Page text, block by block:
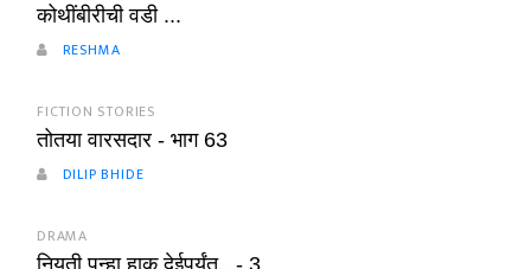
कोथींबीरीची वडी ...
RESHMA
FICTION STORIES
तोतया वारसदार - भाग 63
DILIP BHIDE
DRAMA